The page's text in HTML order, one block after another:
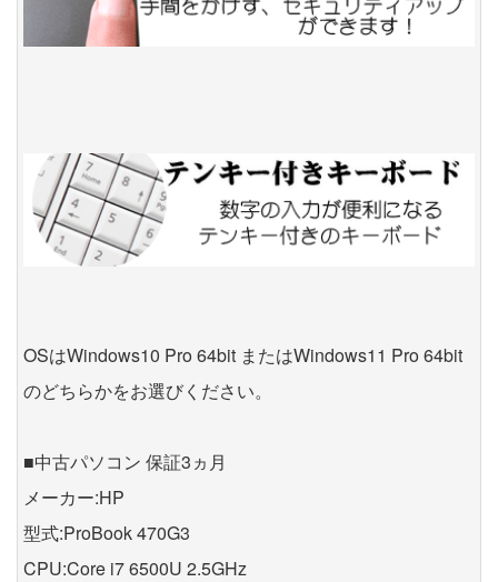
OSはWindows10 Pro 64bit またはWindows11 Pro 64bit
のどちらかをお選びください。
■中古パソコン 保証3ヵ月
メーカー:HP
型式:ProBook 470G3
CPU:Core i7 6500U 2.5GHz